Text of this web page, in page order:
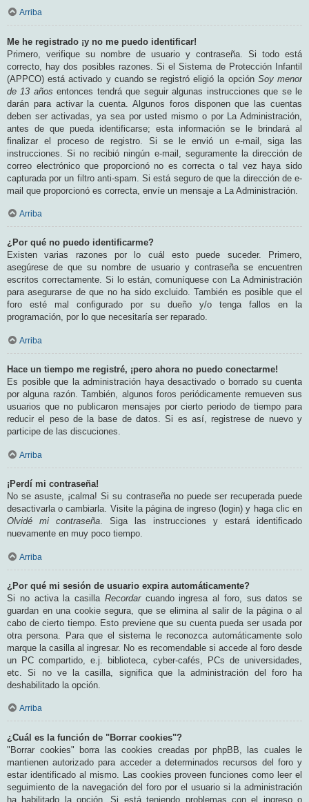
Arriba
Me he registrado ¡y no me puedo identificar!
Primero, verifique su nombre de usuario y contraseña. Si todo está
correcto, hay dos posibles razones. Si el Sistema de Protección Infantil
(APPCO) está activado y cuando se registró eligió la opción Soy menor
de 13 años entonces tendrá que seguir algunas instrucciones que se le
darán para activar la cuenta. Algunos foros disponen que las cuentas
deben ser activadas, ya sea por usted mismo o por La Administración,
antes de que pueda identificarse; esta información se le brindará al
finalizar el proceso de registro. Si se le envió un e-mail, siga las
instrucciones. Si no recibió ningún e-mail, seguramente la dirección de
correo electrónico que proporcionó no es correcta o tal vez haya sido
capturada por un filtro anti-spam. Si está seguro de que la dirección de e-
mail que proporcionó es correcta, envíe un mensaje a La Administración.
Arriba
¿Por qué no puedo identificarme?
Existen varias razones por lo cuál esto puede suceder. Primero,
asegúrese de que su nombre de usuario y contraseña se encuentren
escritos correctamente. Si lo están, comuníquese con La Administración
para asegurarse de que no ha sido excluido. También es posible que el
foro esté mal configurado por su dueño y/o tenga fallos en la
programación, por lo que necesitaría ser reparado.
Arriba
Hace un tiempo me registré, ¡pero ahora no puedo conectarme!
Es posible que la administración haya desactivado o borrado su cuenta
por alguna razón. También, algunos foros periódicamente remueven sus
usuarios que no publicaron mensajes por cierto periodo de tiempo para
reducir el peso de la base de datos. Si es así, registrese de nuevo y
participe de las discuciones.
Arriba
¡Perdí mi contraseña!
No se asuste, ¡calma! Si su contraseña no puede ser recuperada puede
desactivarla o cambiarla. Visite la página de ingreso (login) y haga clic en
Olvidé mi contraseña. Siga las instrucciones y estará identificado
nuevamente en muy poco tiempo.
Arriba
¿Por qué mi sesión de usuario expira automáticamente?
Si no activa la casilla Recordarcuando ingresa al foro, sus datos se
guardan en una cookie segura, que se elimina al salir de la página o al
cabo de cierto tiempo. Esto previene que su cuenta pueda ser usada por
otra persona. Para que el sistema le reconozca automáticamente solo
marque la casilla al ingresar. No es recomendable si accede al foro desde
un PC compartido, e.j. biblioteca, cyber-cafés, PCs de universidades,
etc. Si no ve la casilla, significa que la administración del foro ha
deshabilitado la opción.
Arriba
¿Cuál es la función de "Borrar cookies"?
"Borrar cookies" borra las cookies creadas por phpBB, las cuales le
mantienen autorizado para acceder a determinados recursos del foro y
estar identificado al mismo. Las cookies proveen funciones como leer el
seguimiento de la navegación del foro por el usuario si la administración
ha habilitado la opción. Si está teniendo problemas con el ingreso o